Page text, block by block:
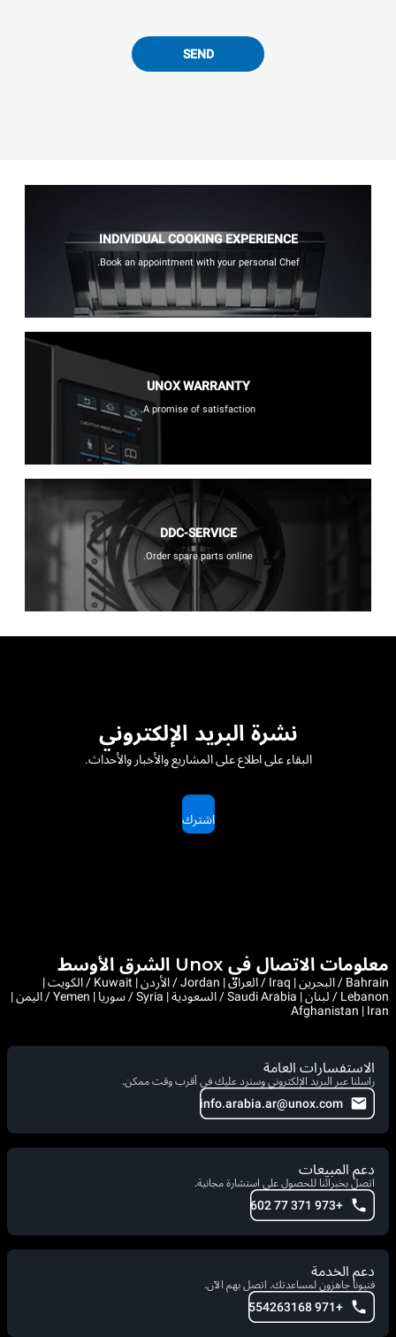
SEND
INDIVIDUAL COOKING EXPERIENCE
Book an appointment with your personal Chef.
UNOX WARRANTY
A promise of satisfaction.
DDC-SERVICE
Order spare parts online.
نشرة البريد الإلكتروني
البقاء على اطلاع على المشاريع والأخبار والأحداث.
اشترك
معلومات الاتصال في Unox الشرق الأوسط
Bahrain / البحرين | Iraq / العراق | Jordan / الأردن | Kuwait / الكويت |
Lebanon / لبنان | Saudi Arabia / السعودية | Syria / سوريا | Yemen / اليمن |
Afghanistan | Iran
الاستفسارات العامة
راسلنا عبر البريد الإلكتروني وسنرد عليك في أقرب وقت ممكن.
info.arabia.ar@unox.com
دعم المبيعات
اتصل بخبرائنا للحصول على استشارة مجانية.
+973 371 77 602
دعم الخدمة
فنيونا جاهزون لمساعدتك. اتصل بهم الآن.
+971 554263168